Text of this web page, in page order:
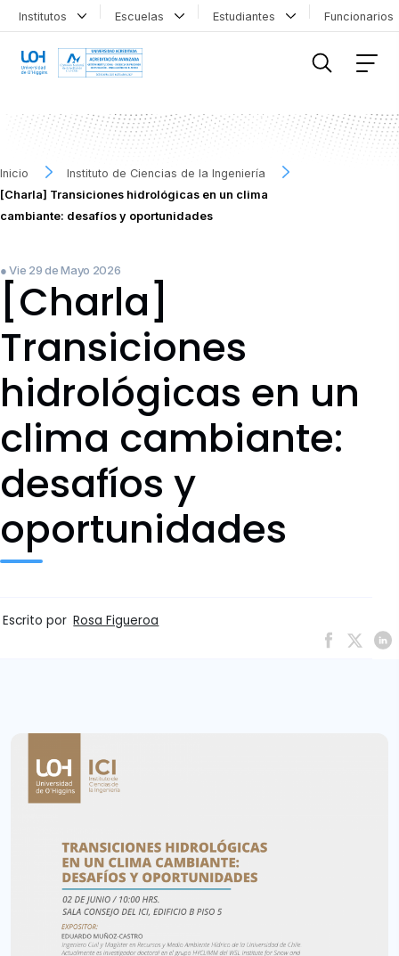
Institutos Escuelas Estudiantes
Inicio
Instituto de Ciencias de la Ingeniería
[Charla] Transiciones hidrológicas en un clima
cambiante: desafíos y oportunidades
● Vie 29 de Mayo 2026
[Charla]
Transiciones
hidrológicas en un
clima cambiante:
desafíos y
oportunidades
Escrito por Rosa Figueroa